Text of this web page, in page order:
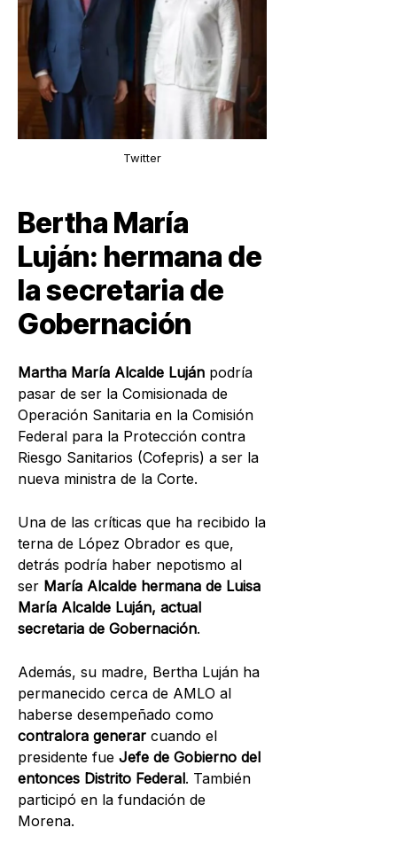
Twitter
Bertha María
Luján: hermana de
la secretaria de
Gobernación
Martha María Alcalde Luján podría
pasar de ser la Comisionada de
Operación Sanitaria en la Comisión
Federal para la Protección contra
Riesgo Sanitarios (Cofepris) a ser la
nueva ministra de la Corte.
Una de las críticas que ha recibido la
terna de López Obrador es que,
detrás podría haber nepotismo al
ser María Alcalde hermana de Luisa
María Alcalde Luján, actual
secretaria de Gobernación.
Además, su madre, Bertha Luján ha
permanecido cerca de AMLO al
haberse desempeñado como
contralora generar cuando el
presidente fue Jefe de Gobierno del
entonces Distrito Federal. También
participó en la fundación de
Morena.